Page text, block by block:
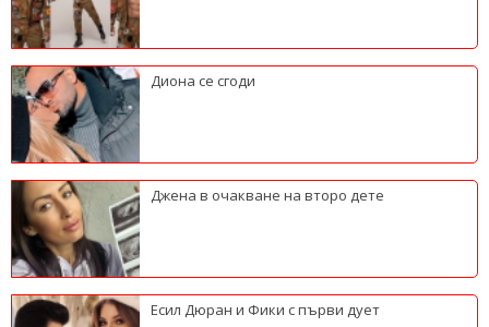
Диона се сгоди
Джена в очакване на второ дете
Есил Дюран и Фики с първи дует